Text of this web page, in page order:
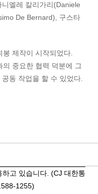
엘레 칼리가리(Daniele
De Bernard), 구스타
봉 제작이 시작되었다.
중요한 협력 덕분에 그
공동 작업을 할 수 있었다.
고 있습니다. (CJ 대한통
1255)